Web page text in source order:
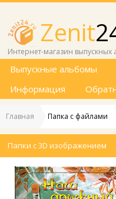
Zenit
Интернет-магазин выпускных
Выпускные альбомы
Информация
Главная >Папка с файлами
Папки с 3D изображением